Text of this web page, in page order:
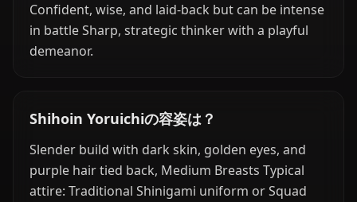
Confident, wise, and laid-back but can be intense
in battle Sharp, strategic thinker with a playful
demeanor.
Shihoin Yoruichiの容姿は？
Slender build with dark skin, golden eyes, and
purple hair tied back, Medium Breasts Typical
attire: Traditional Shinigami uniform or Squad